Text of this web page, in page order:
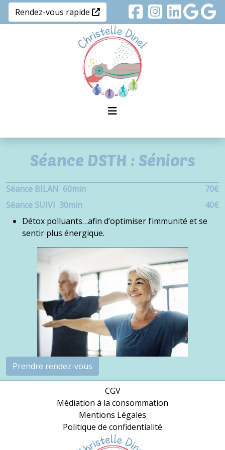
Rendez-vous rapide
Séance DSTH : Séniors
Séance BILAN 60min
70€
Séance SUIVI 30min
40€
Détox polluants…afin d’optimiser l’immunité et se
sentir plus énergique.
Prendre rendez-vous
CGV
Médiation à la consommation
Mentions Légales
Politique de confidentialité